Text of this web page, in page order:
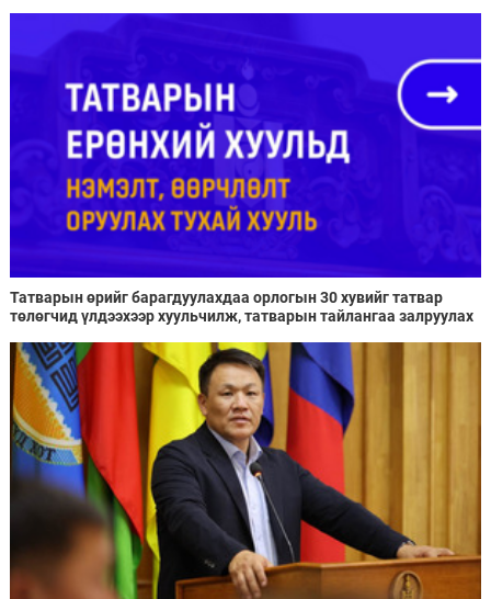
Татварын өрийг барагдуулахдаа орлогын 30 хувийг татвар
төлөгчид үлдээхээр хуульчилж, татварын тайлангаа залруулах